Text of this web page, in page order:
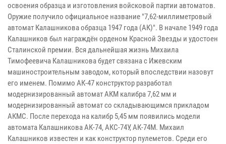
освоения образца и изготовления войсковой партии автоматов.
Оружие получило официальное название "7,62-миллиметровый
автомат Калашникова образца 1947 года (АК)". В начале 1949 года
Калашников был награждён орденом Красной Звезды и удостоен
Сталинской премии. Вся дальнейшая жизнь Михаила
Тимофеевича Калашникова будет связана с Ижевским
машиностроительным заводом, который впоследствии назовут
его именем. Помимо АК-47 конструктор разработал
модернизированный автомат АКМ калибра 7,62 мм и
модернизированный автомат со складывающимся прикладом
АКМС. После перехода на калибр 5,45 мм появились модели
автомата Калашникова АК-74, АКС-74У, АК-74М. Михаил
Калашников известен и как конструктор пулеметов. Среди его